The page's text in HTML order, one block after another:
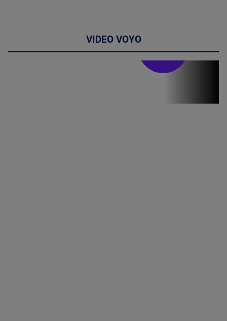
VIDEO VOYO
Stirile PRO TV